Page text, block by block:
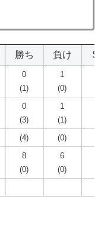
勝ち 負け S
0
(1)
1
(0)
0
(3)
1
(1)
(4) (0)
8
(0)
6
(0)